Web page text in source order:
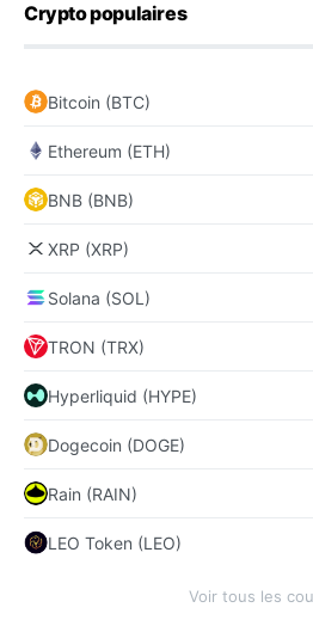
Crypto populaires
Bitcoin (BTC)
Ethereum (ETH)
BNB (BNB)
XRP (XRP)
Solana (SOL)
TRON (TRX)
Hyperliquid (HYPE)
Dogecoin (DOGE)
Rain (RAIN)
LEO Token (LEO)
Voir tous les